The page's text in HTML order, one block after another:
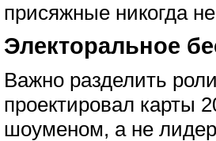
присяжные никогда
Электоральное
Важно разделить
проектировал карты
шоуменом, а не